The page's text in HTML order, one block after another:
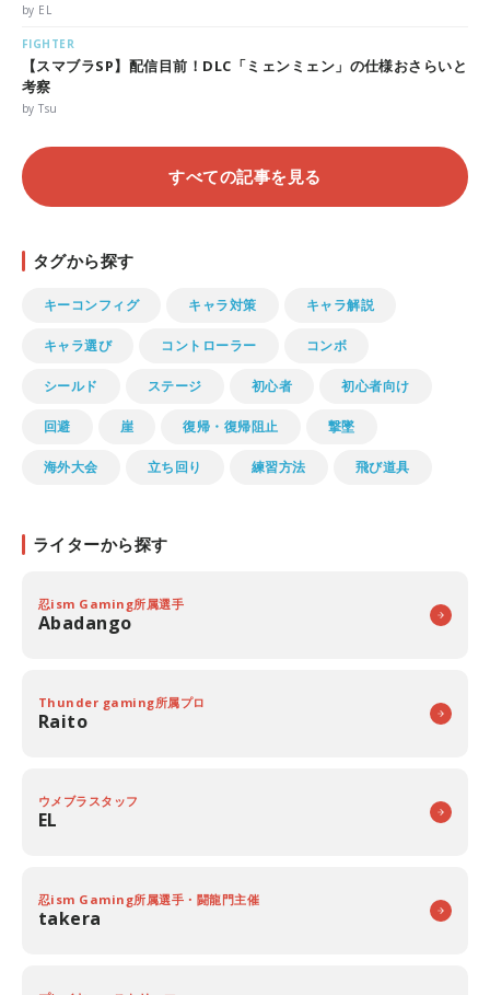
by EL
FIGHTER
【スマブラSP】配信目前！DLC「ミェンミェン」の仕様おさらいと
考察
by Tsu
すべての記事を見る
タグから探す
キーコンフィグ キャラ対策 キャラ解説
キャラ選び コントローラー コンボ
シールド ステージ 初心者 初心者向け
回避 崖 復帰・復帰阻止 撃墜
海外大会 立ち回り 練習方法 飛び道具
ライターから探す
忍ism Gaming所属選手
Abadango
Thunder gaming所属プロ
Raito
ウメブラスタッフ
EL
忍ism Gaming所属選手・闘龍門主催
takera